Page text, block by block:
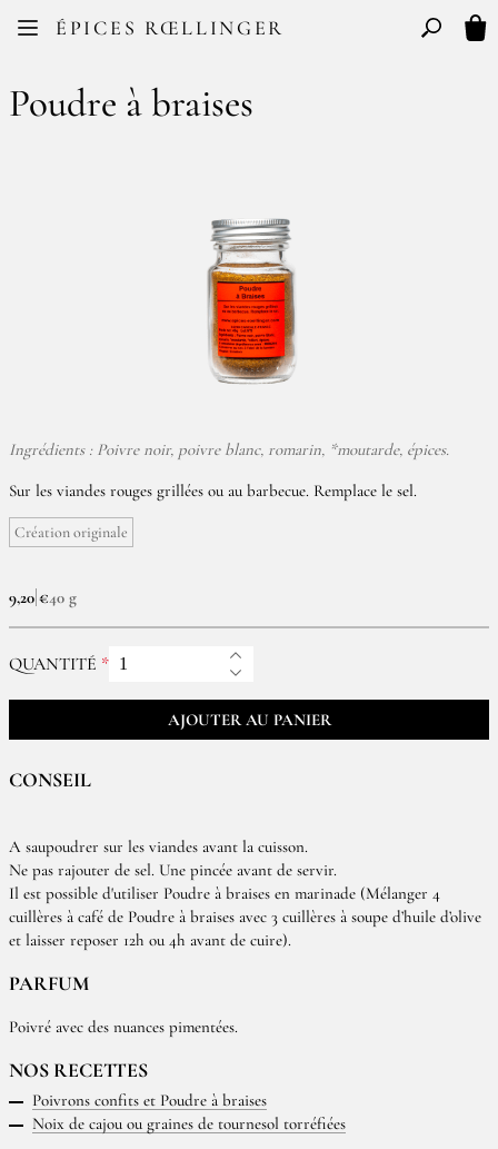
ÉPICES RŒLLINGER
FR EN Basculer
Poudre à braises
Ingrédients : Poivre noir, poivre blanc, romarin, *moutarde, épices.
Sur les viandes rouges grillées ou au barbecue. Remplace le sel.
Création originale
9,20 €40 g
QUANTITÉ
AJOUTER AU PANIER
CONSEIL
A saupoudrer sur les viandes avant la cuisson.
Ne pas rajouter de sel. Une pincée avant de servir.
Il est possible d'utiliser Poudre à braises en marinade (Mélanger 4
cuillères à café de Poudre à braises avec 3 cuillères à soupe d’huile d’olive
et laisser reposer 12h ou 4h avant de cuire).
PARFUM
Poivré avec des nuances pimentées.
NOS RECETTES
Poivrons confits et Poudre à braises
Noix de cajou ou graines de tournesol torréfiées